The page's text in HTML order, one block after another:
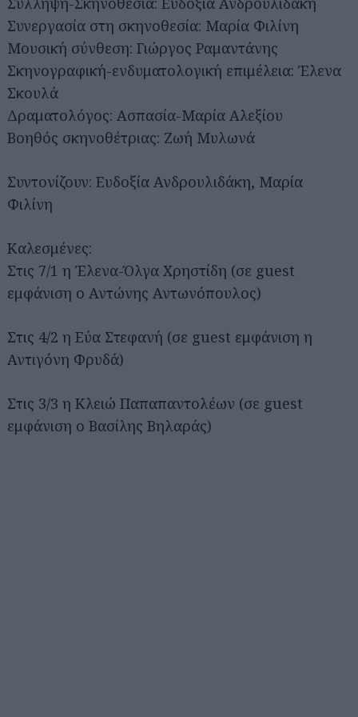
Συνεργασία στη σκηνοθεσία: Μαρία Φιλίνη
Μουσική σύνθεση: Γιώργος Ραμαντάνης
Σκηνογραφική-ενδυματολογική επιμέλεια: Έλενα
Σκουλά
Δραματολόγος: Ασπασία-Μαρία Αλεξίου
Βοηθός σκηνοθέτριας: Ζωή Μυλωνά
Συντονίζουν: Ευδοξία Ανδρουλιδάκη, Μαρία
Φιλίνη
Καλεσμένες:
Στις 7/1 η Έλενα-Όλγα Χρηστίδη (σε guest
εμφάνιση o Αντώνης Αντωνόπουλος)
Στις 4/2 η Εύα Στεφανή (σε guest εμφάνιση η
Αντιγόνη Φρυδά)
Στις 3/3 η Κλειώ Παπαπαντολέων (σε guest
εμφάνιση ο Βασίλης Βηλαράς)